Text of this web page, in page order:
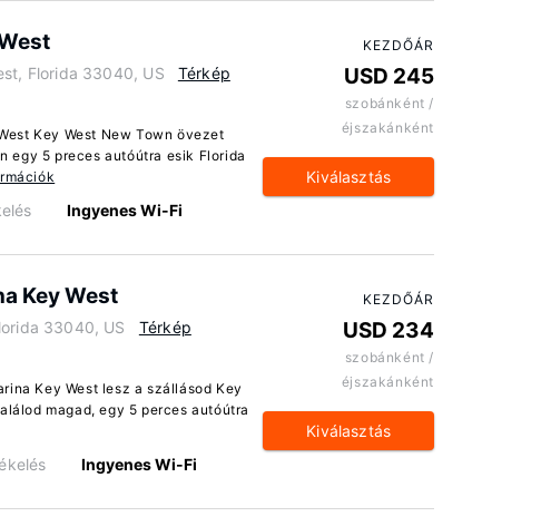
Florida 33040, US
Térkép
Key West New Town övezet
egy 5 preces autóútra esik Florida
Ingyenes Wi-Fi
KEZDŐÁR
USD 245
szobánként /
éjszakánként
Kiválasztás
Key West
33040, US
Térkép
Key West lesz a szállásod Key
magad, egy 5 perces autóútra
Ingyenes Wi-Fi
KEZDŐÁR
USD 234
szobánként /
éjszakánként
Kiválasztás